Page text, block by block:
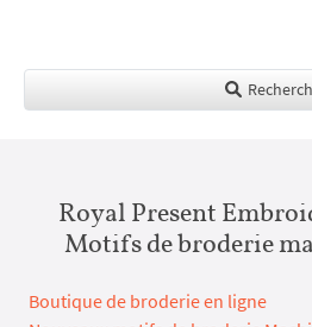
Royal Present
Motifs de broderie
Boutique de broderie en ligne